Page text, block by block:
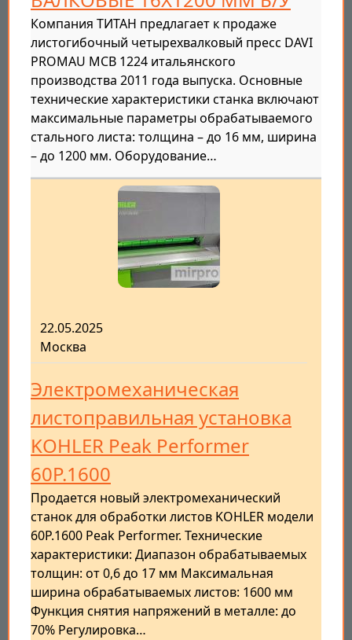
Компания ТИТАН предлагает к продаже
листогибочный четырехвалковый пресс DAVI
PROMAU MCB 1224 итальянского
производства 2011 года выпуска. Основные
технические характеристики станка включают
максимальные параметры обрабатываемого
стального листа: толщина – до 16 мм, ширина
– до 1200 мм. Оборудование…
22.05.2025
Москва
Электромеханическая
листоправильная установка
KOHLER Peak Performer
60P.1600
Продается новый электромеханический
станок для обработки листов KOHLER модели
60P.1600 Peak Performer. Технические
характеристики: Диапазон обрабатываемых
толщин: от 0,6 до 17 мм Максимальная
ширина обрабатываемых листов: 1600 мм
Функция снятия напряжений в металле: до
70% Регулировка…